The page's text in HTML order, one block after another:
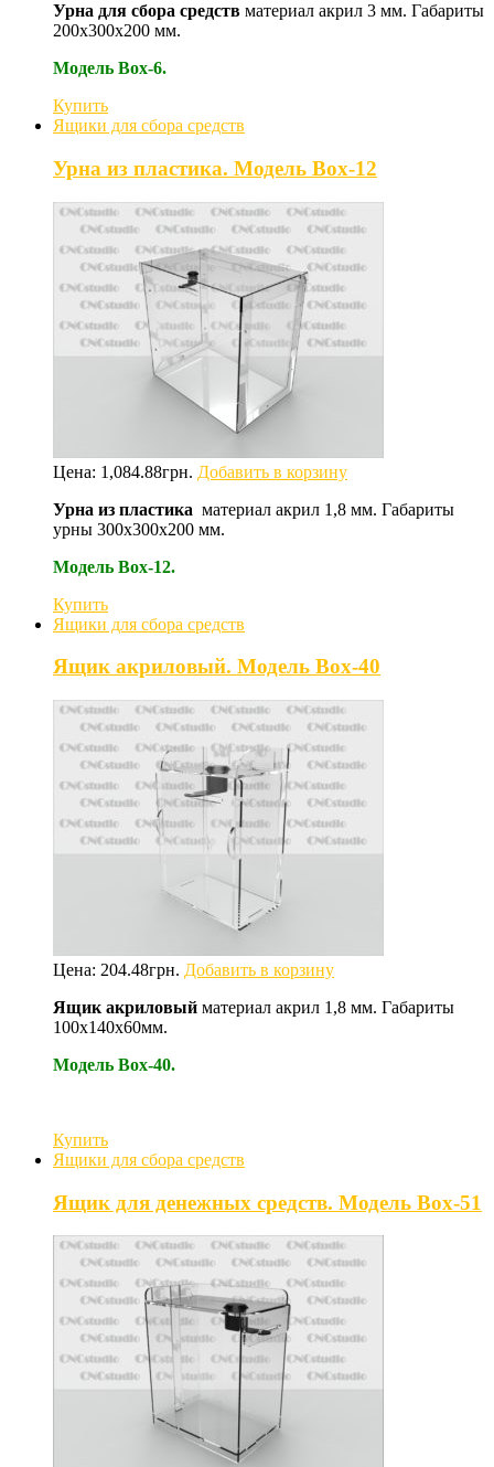
Урна для сбора средств материал акрил 3 мм. Габариты
200х300х200 мм.
Модель Box-6.
Купить
Ящики для сбора средств
Урна из пластика. Модель Box-12
Цена: 1,084.88грн. Добавить в корзину
Урна из пластика материал акрил 1,8 мм. Габариты
урны 300х300х200 мм.
Модель Box-12.
Купить
Ящики для сбора средств
Ящик акриловый. Модель Box-40
Цена: 204.48грн. Добавить в корзину
Ящик акриловый материал акрил 1,8 мм. Габариты
100х140х60мм.
Модель Box-40.
Купить
Ящики для сбора средств
Ящик для денежных средств. Модель Box-51